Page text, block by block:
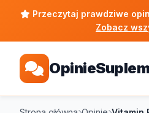
Przeczytaj prawdziwe
Zobacz